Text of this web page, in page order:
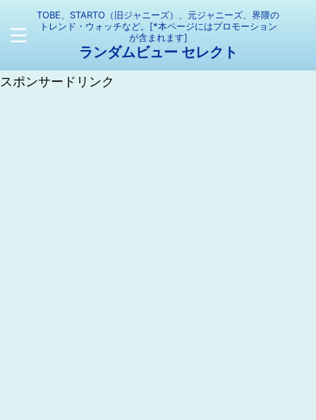
TOBE、STARTO（旧ジャニーズ）、元ジャニーズ、界隈の
トレンド・ウォッチなど。[*本ページにはプロモーション
が含まれます]
ランダムビュー セレクト
スポンサードリンク